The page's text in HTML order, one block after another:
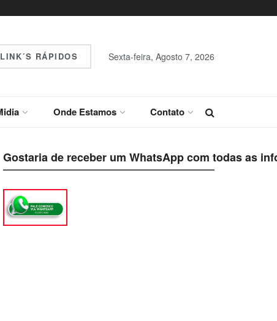
LINK´S RÁPIDOS Sexta-feira, Agosto 7, 2026
Onde Estamos Contato
Gostaria de receber um WhatsApp com todas as